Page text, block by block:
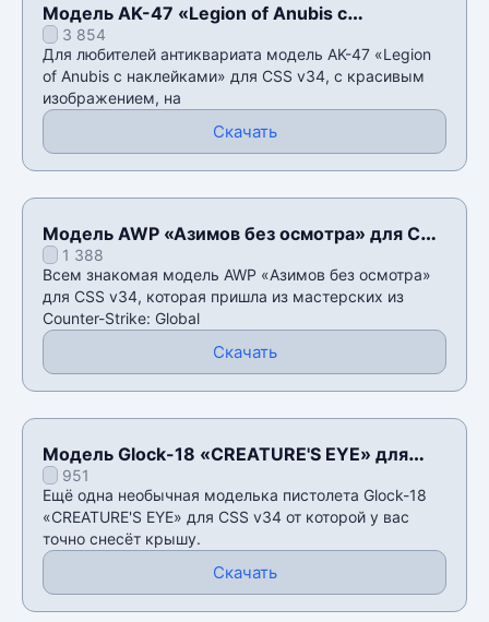
Модель AK-47 «Legion of Anubis с
наклейками» для CSS v34
3 854
Для любителей антиквариата модель AK-47 «Legion
of Anubis с наклейками» для CSS v34, с красивым
изображением, на
Скачать
Модель AWP «Азимов без осмотра» для CSS
v341 388
Всем знакомая модель AWP «Азимов без осмотра»
для CSS v34, которая пришла из мастерских из
Counter-Strike: Global
Скачать
Модель Glock-18 «CREATURE'S EYE» для
CSS v34
951
Ещё одна необычная моделька пистолета Glock-18
«CREATURE'S EYE» для CSS v34 от которой у вас
точно снесёт крышу.
Скачать